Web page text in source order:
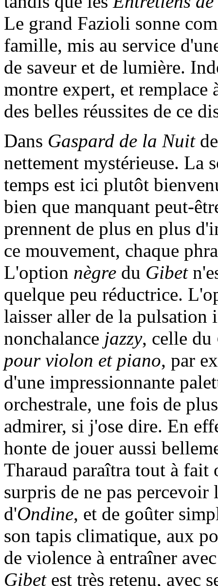
Le grand Fazioli sonne
famille, mis au service
de saveur et de lumière.
montre expert, et remplace
des belles réussites de ce
Dans Gaspard de la Nuit
nettement mystérieuse. La
temps est ici plutôt
bien que manquant peut-
prennent de plus en plus
ce mouvement, chaque
L'option nègre du Gibet
quelque peu réductrice.
laisser aller de la pulsation
nonchalance jazzy, celle du
pour violon et piano, par
d'une impressionnante
orchestrale, une fois de
admirer, si j'ose dire. En
honte de jouer aussi
Tharaud paraîtra tout à fait
surpris de ne pas percevoir
d'Ondine, et de goûter
son tapis climatique, aux
de violence à entraîner
Gibetest très retenu, avec